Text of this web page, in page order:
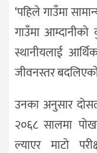
‘पहिले गाउँमा
गाउँमा
स्थानीयलाई
जीवनस्तर
उनका अनुसार
२०६८ सालमा
ल्याएर माटो